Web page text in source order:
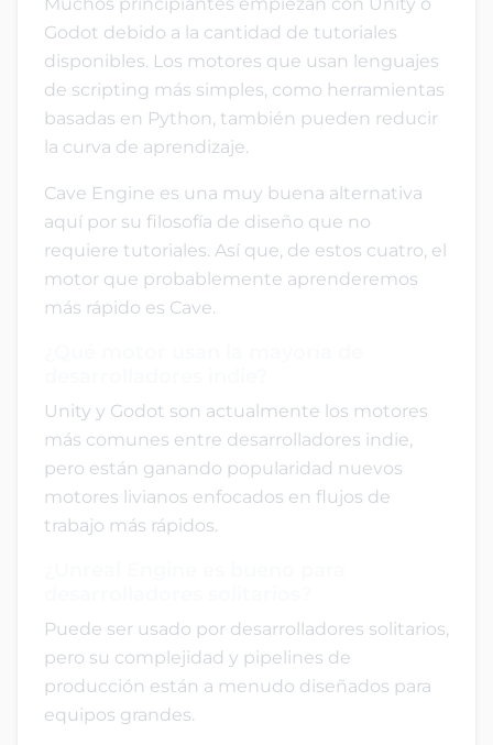
Godot debido a la cantidad de tutoriales
disponibles. Los motores que usan lenguajes
de scripting más simples, como herramientas
basadas en Python, también pueden reducir
la curva de aprendizaje.
Cave Engine es una muy buena alternativa
aquí por su filosofía de diseño que no
requiere tutoriales. Así que, de estos cuatro, el
motor que probablemente aprenderemos
más rápido es Cave.
Unity y Godot son actualmente los motores
más comunes entre desarrolladores indie,
pero están ganando popularidad nuevos
motores livianos enfocados en flujos de
trabajo más rápidos.
Puede ser usado por desarrolladores solitarios,
pero su complejidad y pipelines de
producción están a menudo diseñados para
equipos grandes.